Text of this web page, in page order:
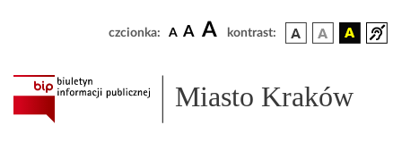
czcionka: A A A kontrast:
Miasto Kraków